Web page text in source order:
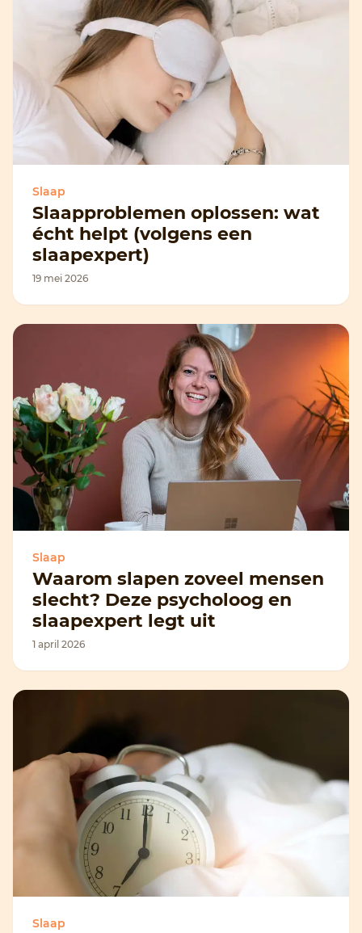
Slaap
Slaapproblemen oplossen: wat
écht helpt (volgens een
slaapexpert)
19 mei 2026
Slaap
Waarom slapen zoveel mensen
slecht? Deze psycholoog en
slaapexpert legt uit
1 april 2026
Slaap